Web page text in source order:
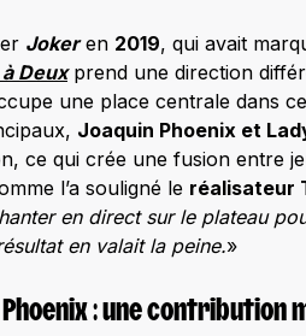
Jokeren 2019, qui avait
Deuxprend une direction
une place centrale dans
Joaquin Phoenix et
ce qui crée une fusion entre
l’a souligné le réalisateur
en direct sur le plateau
en valait la peine.»
Phoenix : une contribution